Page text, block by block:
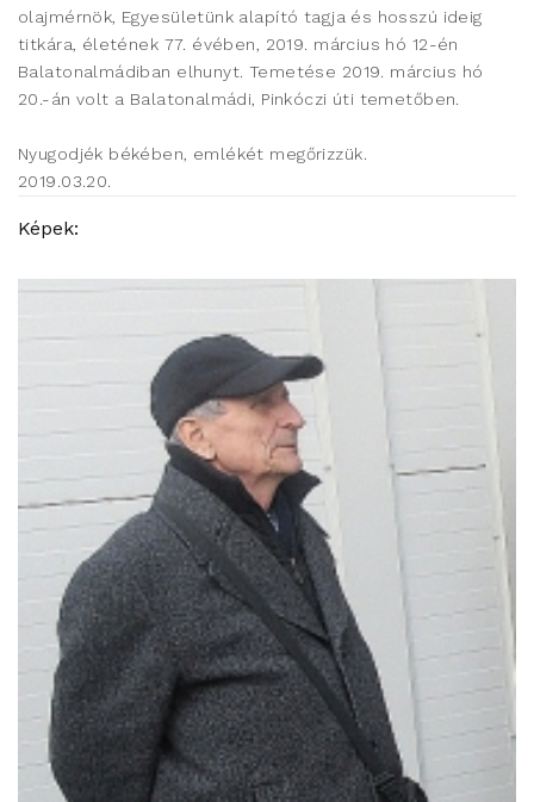
olajmérnök, Egyesületünk alapító tagja és hosszú ideig
titkára, életének 77. évében, 2019. március hó 12-én
Balatonalmádiban elhunyt. Temetése 2019. március hó
20.-án volt a Balatonalmádi, Pinkóczi úti temetőben.
Nyugodjék békében, emlékét megőrizzük.
2019.03.20.
Képek: